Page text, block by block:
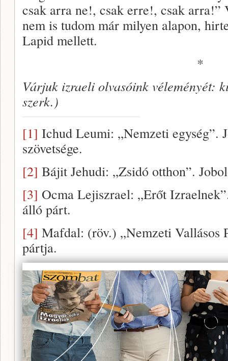
csak arra ne!, csak erre!, csak arra!”
nem is tudom már milyen alapon,
Lapid mellett.
*
Várjuk izraeli olvasóink véleményét:
szerk.)
[1] Ichud Leumi: „Nemzeti egység”.
szövetsége.
[2] Bájit Jehudi: „Zsidó otthon”.
[3] Ocma Lejiszrael: „Erőt
álló párt.
[4] Mafdal: (röv.) „Nemzeti Vallásos
pártja.